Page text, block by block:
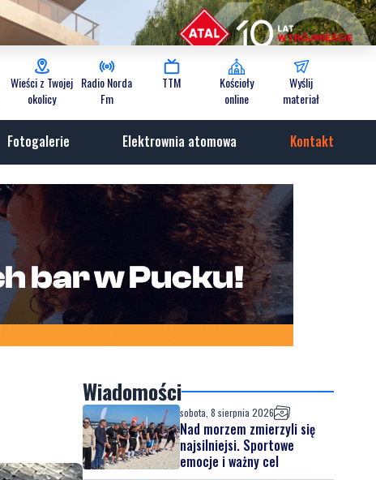
Wieści z Twojej
okolicy
Radio Norda
Fm
TTM
Kościoły
online
Wyślij
materiał
Fotogalerie Elektrownia atomowa Kontakt
Wiadomości
sobota, 8 sierpnia 2026
Nad morzem zmierzyli się
najsilniejsi. Sportowe
emocje i ważny cel